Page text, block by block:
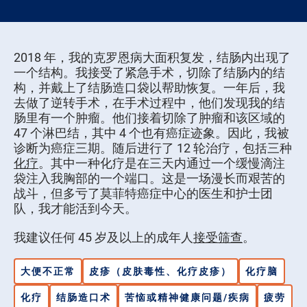
2018 年，我的克罗恩病大面积复发，结肠内出现了
一个结构。我接受了紧急手术，切除了结肠内的结
构，并戴上了结肠造口袋以帮助恢复。一年后，我
去做了逆转手术，在手术过程中，他们发现我的结
肠里有一个肿瘤。他们接着切除了肿瘤和该区域的
47 个淋巴结，其中 4 个也有癌症迹象。因此，我被
诊断为癌症三期。随后进行了 12 轮治疗，包括三种
化疗。其中一种化疗是在三天内通过一个缓慢滴注
袋注入我胸部的一个端口。这是一场漫长而艰苦的
战斗，但多亏了莫菲特癌症中心的医生和护士团
队，我才能活到今天。
我建议任何 45 岁及以上的成年人接受筛查。
大便不正常 皮疹（皮肤毒性、化疗皮疹）
化疗脑
化疗
结肠造口术 苦恼或精神健康问题/疾病
疲劳